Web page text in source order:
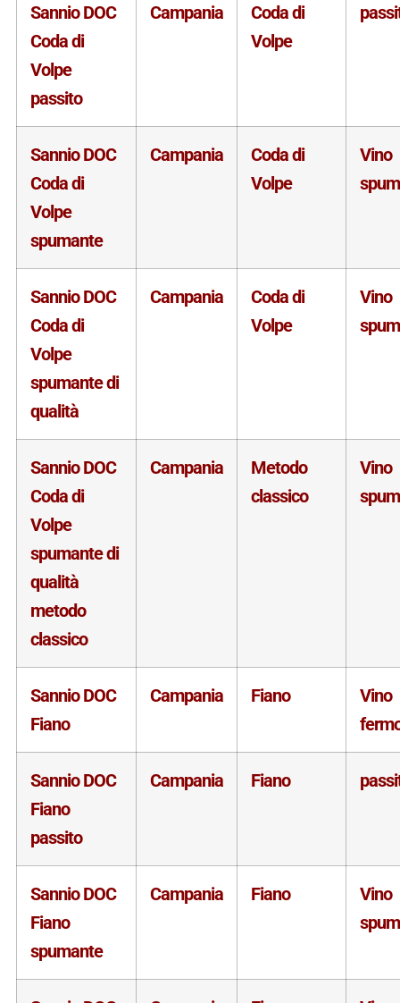
Sannio DOC
Coda di
Volpe
passito
Campania
Coda di
Volpe
Sannio DOC
Coda di
Volpe
spumante
Campania
Coda di
Volpe
Vino
Sannio DOC
Coda di
Volpe
spumante di
qualità
Campania
Coda di
Volpe
Vino
Sannio DOC
Coda di
Volpe
spumante di
qualità
metodo
classico
Campania
Metodo
classico
Vino
Sannio DOC
Fiano
Campania Fiano
Vino
Sannio DOC
Fiano
passito
Campania Fiano
Sannio DOC
Fiano
spumante
Campania Fiano
Vino